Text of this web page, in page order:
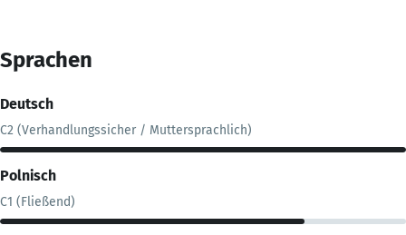
Sprachen
Deutsch
C2 (Verhandlungssicher / Muttersprachlich)
Polnisch
C1 (Fließend)